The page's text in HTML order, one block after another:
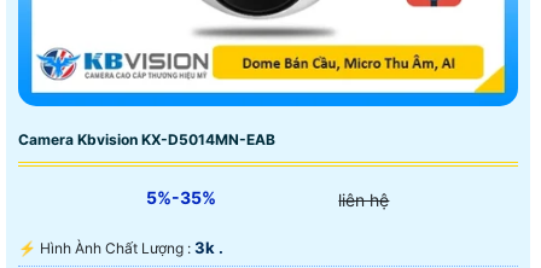
Camera Kbvision KX-D5014MN-EAB
5%-35% liên hệ
️⚡ Hình Ành Chất Lượng : 3k .